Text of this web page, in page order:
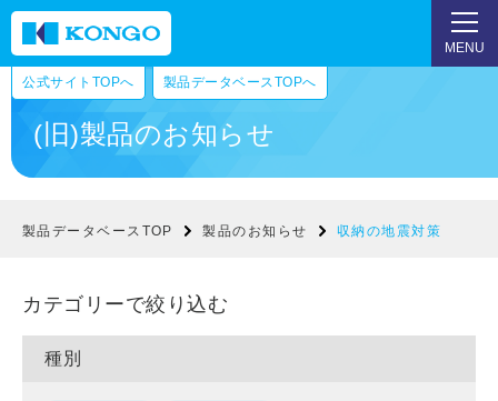
公式サイトTOPへ 製品データベースTOPへ
MENU
(旧)製品のお知らせ
製品データベースTOP 製品のお知らせ 収納の地震対策
カテゴリーで絞り込む
種別